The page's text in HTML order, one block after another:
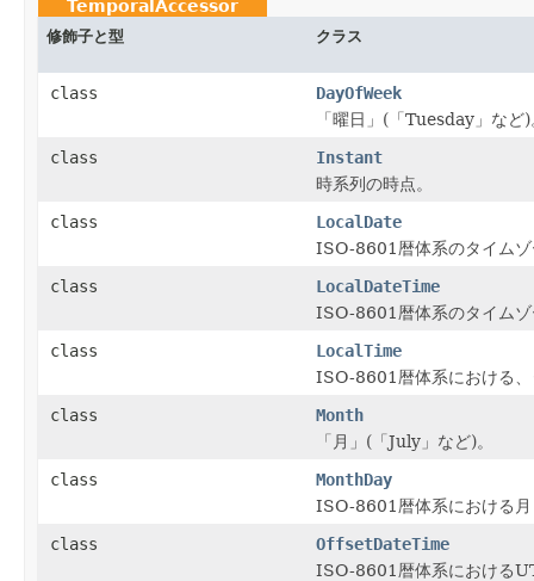
TemporalAccessor
修飾子と型 クラス
class
DayOfWeek
「曜日」(「Tuesday」など)
class
Instant
時系列の時点。
class
LocalDate
ISO-8601暦体系のタイムゾ
class
LocalDateTime
ISO-8601暦体系のタイム
class
LocalTime
ISO-8601暦体系における
class
Month
「月」(「July」など)。
class
MonthDay
ISO-8601暦体系における
class
OffsetDateTime
ISO-8601暦体系における